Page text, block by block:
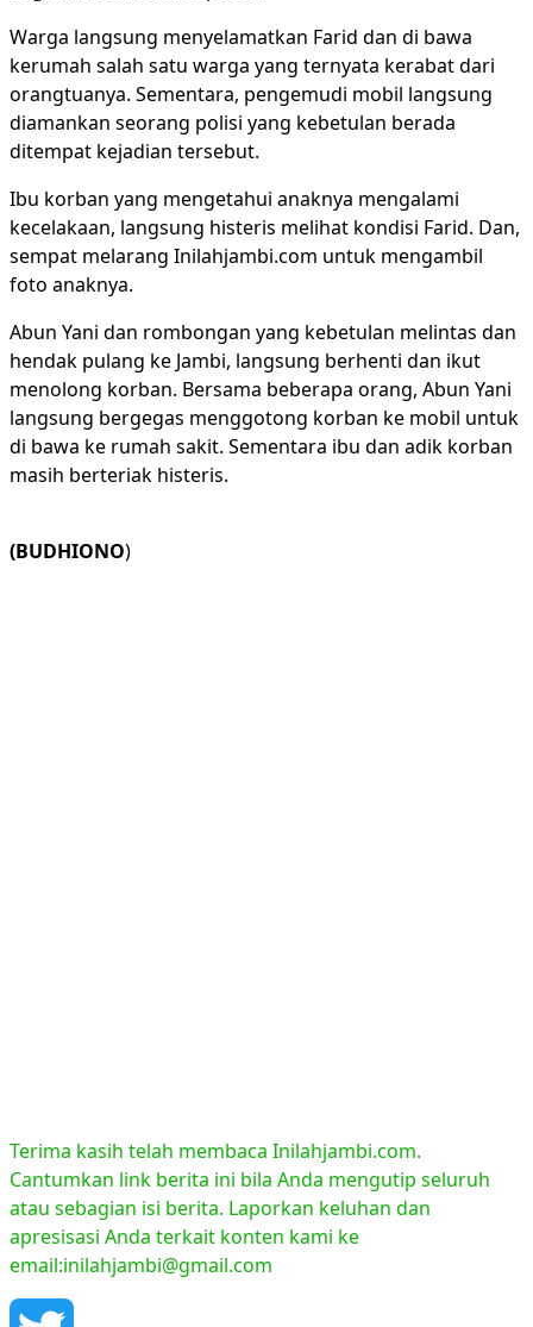
Warga langsung menyelamatkan Farid dan di bawa
kerumah salah satu warga yang ternyata kerabat dari
orangtuanya. Sementara, pengemudi mobil langsung
diamankan seorang polisi yang kebetulan berada
ditempat kejadian tersebut.
Ibu korban yang mengetahui anaknya mengalami
kecelakaan, langsung histeris melihat kondisi Farid. Dan,
sempat melarang Inilahjambi.com untuk mengambil
foto anaknya.
Abun Yani dan rombongan yang kebetulan melintas dan
hendak pulang ke Jambi, langsung berhenti dan ikut
menolong korban. Bersama beberapa orang, Abun Yani
langsung bergegas menggotong korban ke mobil untuk
di bawa ke rumah sakit. Sementara ibu dan adik korban
masih berteriak histeris.
(BUDHIONO)
Terima kasih telah membaca Inilahjambi.com.
Cantumkan link berita ini bila Anda mengutip seluruh
atau sebagian isi berita. Laporkan keluhan dan
apresisasi Anda terkait konten kami ke
email:inilahjambi@gmail.com